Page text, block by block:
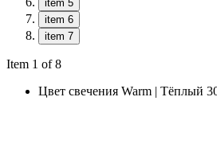
item 5
item 6
item 7
Item 1 of 8
Цвет свечения Warm | Тёплый